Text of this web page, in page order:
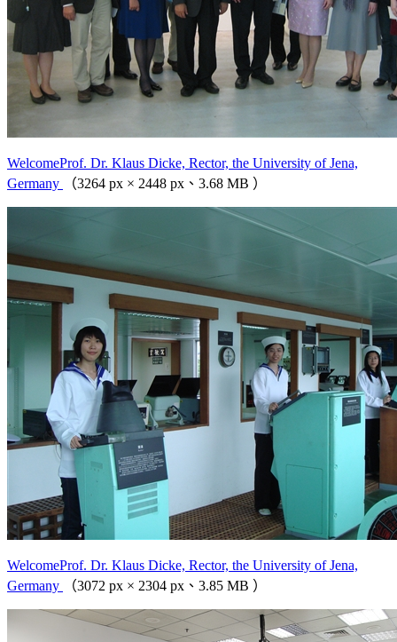
WelcomeProf. Dr. Klaus Dicke, Rector, the University of Jena,
Germany
（3264 px × 2448 px、3.68 MB ）
WelcomeProf. Dr. Klaus Dicke, Rector, the University of Jena,
Germany
（3072 px × 2304 px、3.85 MB ）